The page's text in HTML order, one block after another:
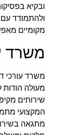
ובקיא
ולהתמודד עם
מקומיים
משרד
משרד עורכי
מעולה
שירותים
המקצועי
מתגאה